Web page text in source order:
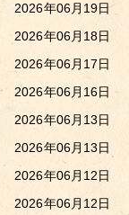
2026年06月19日
2026年06月18日
2026年06月17日
2026年06月16日
2026年06月13日
2026年06月13日
2026年06月12日
2026年06月12日